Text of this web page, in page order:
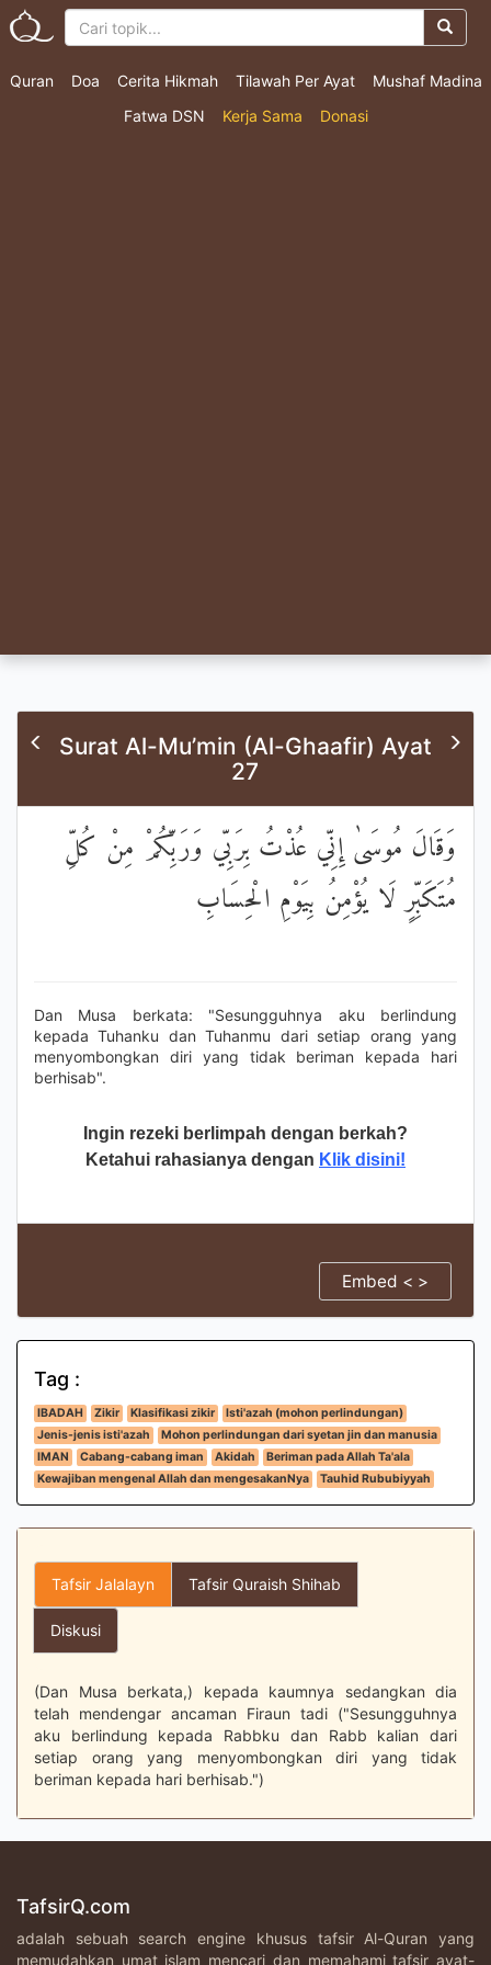
Quran Doa Cerita Hikmah Tilawah Per Ayat
Mushaf Madina
Fatwa DSN
Kerja Sama Donasi
Surat Al-Mu’min (Al-Ghaafir) Ayat
27
وَقَالَ مُوسَىٰ إِنِّي عُذْتُ بِرَبِّي وَرَبِّكُمْ مِنْ كُلِّ
مُتَكَبِّرٍ لَا يُؤْمِنُ بِيَوْمِ الْحِسَابِ
Dan Musa berkata: "Sesungguhnya aku berlindung
kepada Tuhanku dan Tuhanmu dari setiap orang yang
menyombongkan diri yang tidak beriman kepada hari
berhisab".
Ingin rezeki berlimpah dengan berkah?
Ketahui rahasianya dengan Klik disini!
Embed < >
Tag :
IBADAH Zikir Klasifikasi zikir
Isti'azah (mohon perlindungan)
Jenis-jenis isti'azah
Mohon perlindungan dari syetan jin dan manusia
IMAN
Cabang-cabang iman Akidah
Beriman pada Allah Ta'ala
Kewajiban mengenal Allah dan mengesakanNya
Tauhid Rububiyyah
Tafsir Jalalayn Tafsir Quraish Shihab
Diskusi
(Dan Musa berkata,) kepada kaumnya sedangkan dia
telah mendengar ancaman Firaun tadi ("Sesungguhnya
aku berlindung kepada Rabbku dan Rabb kalian dari
setiap orang yang menyombongkan diri yang tidak
beriman kepada hari berhisab.")
TafsirQ.com
adalah sebuah search engine khusus tafsir Al-Quran yang
memudahkan umat islam mencari dan memahami tafsir ayat-